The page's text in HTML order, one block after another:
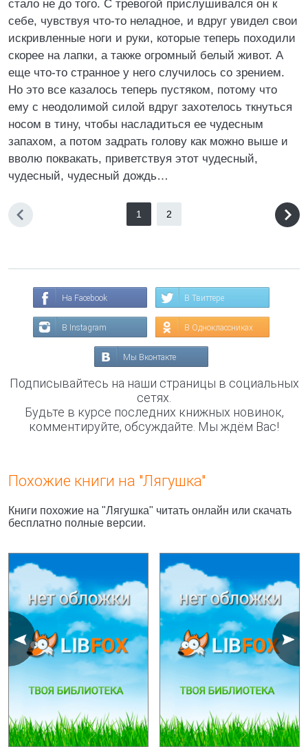
стало не до того. С тревогой прислушивался он к
себе, чувствуя что-то неладное, и вдруг увидел свои
искривленные ноги и руки, которые теперь походили
скорее на лапки, а также огромный белый живот. А
еще что-то странное у него случилось со зрением.
Но это все казалось теперь пустяком, потому что
ему с неодолимой силой вдруг захотелось ткнуться
носом в тину, чтобы насладиться ее чудесным
запахом, а потом задрать голову как можно выше и
вволю поквакать, приветствуя этот чудесный,
чудесный, чудесный дождь…
1 2
На Facebook В Твиттере
В Instagram В Одноклассниках
Мы Вконтакте
Подписывайтесь на наши страницы в социальных
сетях.
Будьте в курсе последних книжных новинок,
комментируйте, обсуждайте. Мы ждём Вас!
Похожие книги на "Лягушка"
Книги похожие на "Лягушка" читать онлайн или скачать
бесплатно полные версии.